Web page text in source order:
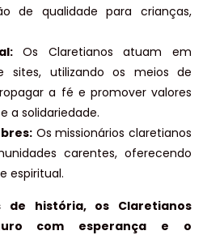
de qualidade para crianças,
Os Claretianos atuam em
sites, utilizando os meios de
a fé e promover valores
a solidariedade.
Os missionários claretianos
carentes, oferecendo
espiritual.
de história, os Claretianos
com esperança e o